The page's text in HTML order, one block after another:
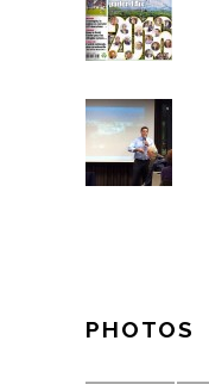
PHOTOS